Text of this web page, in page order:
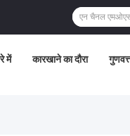
में कारखाने का दौरा